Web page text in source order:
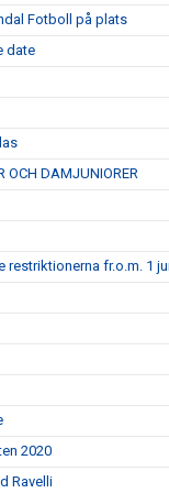
Fotboll på plats
date
OCH DAMJUNIORER
restriktionerna fr.o.m. 1
2020
Ravelli